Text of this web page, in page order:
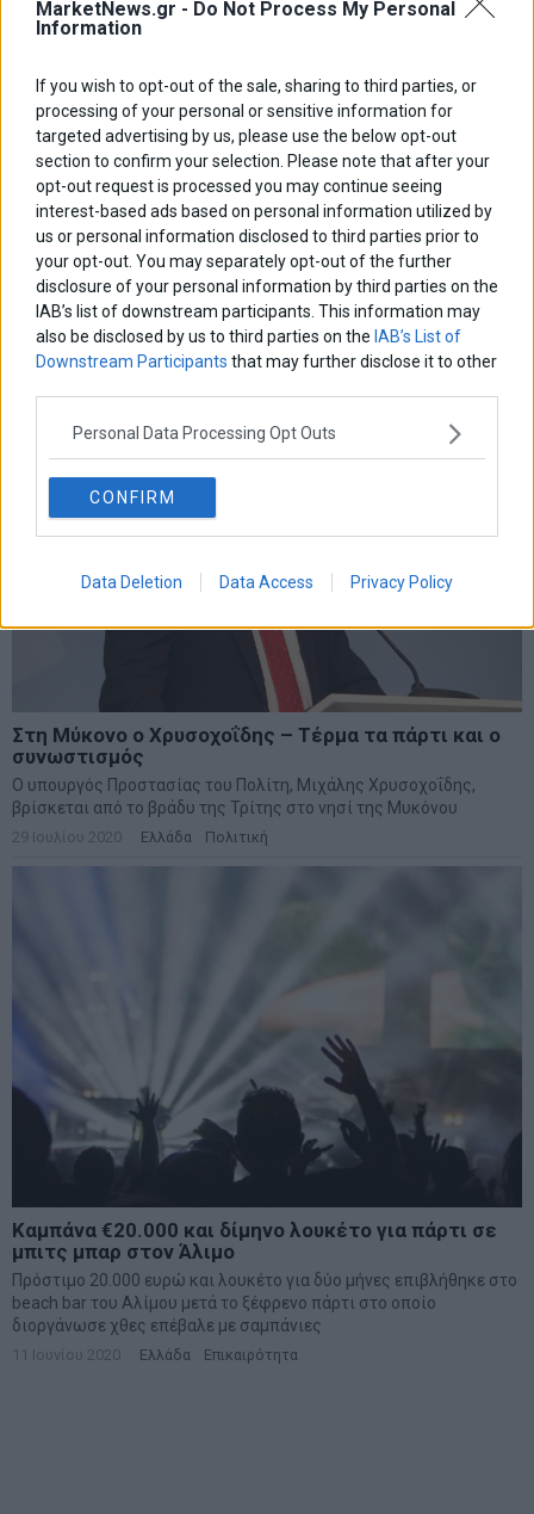
MarketNews.gr - Do Not Process My Personal
Information
If you wish to opt-out of the sale, sharing to third parties, or
processing of your personal or sensitive information for
targeted advertising by us, please use the below opt-out
section to confirm your selection. Please note that after your
opt-out request is processed you may continue seeing
interest-based ads based on personal information utilized by
us or personal information disclosed to third parties prior to
your opt-out. You may separately opt-out of the further
disclosure of your personal information by third parties on the
IAB’s list of downstream participants. This information may
also be disclosed by us to third parties on the IAB’s List of
Downstream Participants that may further disclose it to other
Personal Data Processing Opt Outs
CONFIRM
Data Deletion Data Access Privacy Policy
Πάρτι με 31 καλεσμένους σε ξενοδοχείο στην
Αθήνα! – Συνελήφθη 24χρονη
Έφοδο στο ξενοδοχείο Smart Hotel στην λεωφόρο Συγγρού έκανε
η αστυνομία τα ξημερώματα της Δευτέρας
9 Νοεμβρίου 2020 Ελλάδα · Επικαιρότητα
Στη Μύκονο ο Χρυσοχοΐδης – Τέρμα τα πάρτι και ο
συνωστισμός
Ο υπουργός Προστασίας του Πολίτη, Μιχάλης Χρυσοχοΐδης,
βρίσκεται από το βράδυ της Τρίτης στο νησί της Μυκόνου
29 Ιουλίου 2020 Ελλάδα Πολιτική
Καμπάνα €20.000 και δίμηνο λουκέτο για πάρτι σε
μπιτς μπαρ στον Άλιμο
Πρόστιμο 20.000 ευρώ και λουκέτο για δύο μήνες επιβλήθηκε στο
beach bar του Αλίμου μετά το ξέφρενο πάρτι στο οποίο
διοργάνωσε χθες επέβαλε με σαμπάνιες
11 Ιουνίου 2020 Ελλάδα Επικαιρότητα